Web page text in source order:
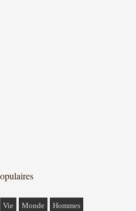
Vie Monde Hommes